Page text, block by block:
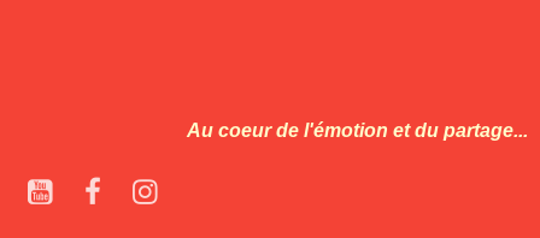
Au coeur de l'émotion et du partage...